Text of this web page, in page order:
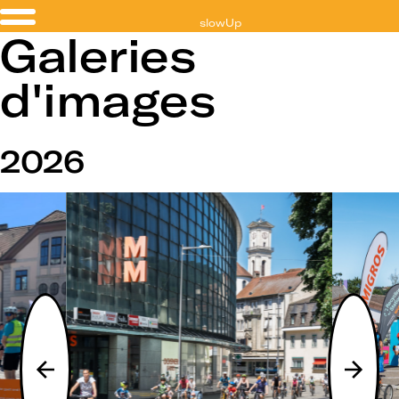
slowUp
Galeries
d'images
2026